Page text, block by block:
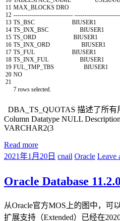
11
12
13
14
15
16
17
18
19
20
21
MAX_BLOCKS DRO
------------------------------ ----------------------
TS_BSC BIUSER1
TS_INX_BSC BIUSER1
TS_ORD BIUSER1
TS_INX_ORD BIUSER1
TS_FUL BIUSER1
TS_INX_FUL BIUSER1
FUL_TMP_TBS BIUSER1
NO
7 rows selected.
DBA_TS_QUOTAS 描述了所有
Column Datatype NULL
VARCHAR2(3
Read more
2021年1月20日 cnail Oracle Leave
Oracle Database
从Oracle官方MOS上的图中，可
扩展支持（Extended）已经在